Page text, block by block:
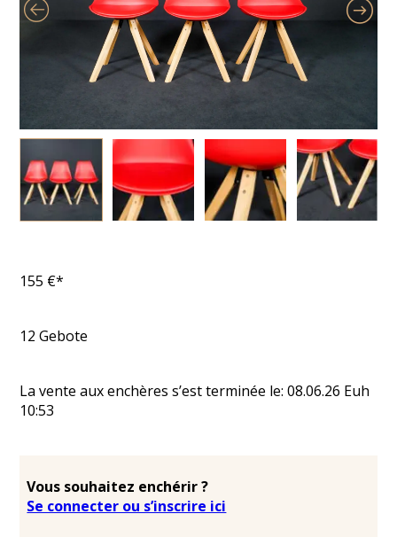
155 €*
12 Gebote
La vente aux enchères s’est terminée le:08.06.26 Euh
10:53
Vous souhaitez enchérir ?
Se connecter ou s’inscrire ici